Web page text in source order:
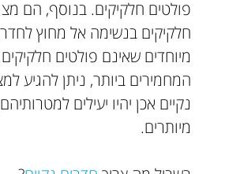
פולטים חלקיקים. בנוסף, הם
חלקיקים בנשימה אל מחוץ
מיוחדים שאינם פולטים
נקיים אכן יהיו יעילים
מיותרים.